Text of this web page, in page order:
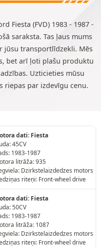
Fiesta (FVD) 1983 - 1987 -
saraksta. Tas ļaus mums
jūsu transportlīdzekli. Mēs
bet arī ļoti plašu produktu
Uzticieties mūsu
riepas par izdevīgu cenu.
dati: Fiesta
45CV
1983-1987
litrāža: 935
Dzirkstelaizdedzes motors
riteņi: Front-wheel drive
dati: Fiesta
50CV
1983-1987
litrāža: 1087
Dzirkstelaizdedzes motors
riteņi: Front-wheel drive